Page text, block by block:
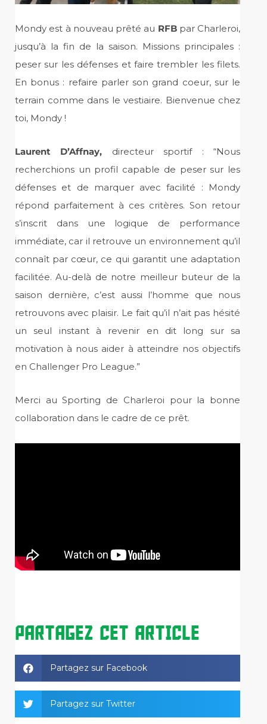
Mondy est à nouveau prêté au RFBpar Charleroi,
jusqu’à la fin de la saison. Missions principales :
peser sur les défenses et faire trembler les filets.
En bonus : refaire parler son grand coeur, sur le
terrain comme dans le vestiaire. Bienvenue chez
toi, Mondy !
Laurent D’Affnay, directeur sportif : “Nous
recherchions un profil capable de peser sur les
défenses et de marquer avec facilité : Mondy
répond parfaitement à ces critères. Son retour
s’inscrit dans une logique de performance
immédiate, car il retrouve un environnement qu’il
connaît par cœur, ce qui garantit une adaptation
facilitée. Au-delà de notre meilleur buteur de la
saison dernière, c’est aussi l’homme que nous
retrouvons avec plaisir. Le fait qu’il n’ait pas hésité
un seul instant à revenir en dit long sur sa
motivation à nous aider à atteindre nos objectifs
en Challenger Pro League.”
Merci au Sporting de Charleroi pour la bonne
collaboration dans le cadre de ce prêt.
PARTAGEZ CET ARTICLE
Partagez sur Facebook
Partagez sur Twitter